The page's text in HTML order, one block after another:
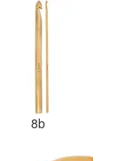
8b